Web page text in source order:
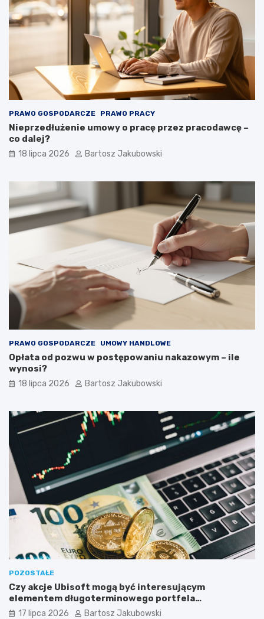
PRAWO GOSPODARCZE PRAWO PRACY
Nieprzedłużenie umowy o pracę przez pracodawcę –
co dalej?
18 lipca 2026 Bartosz Jakubowski
PRAWO GOSPODARCZE UMOWY HANDLOWE
Opłata od pozwu w postępowaniu nakazowym – ile
wynosi?
18 lipca 2026 Bartosz Jakubowski
POZOSTAŁE
Czy akcje Ubisoft mogą być interesującym
elementem długoterminowego portfela
inwestycyjnego?
17 lipca 2026 Bartosz Jakubowski